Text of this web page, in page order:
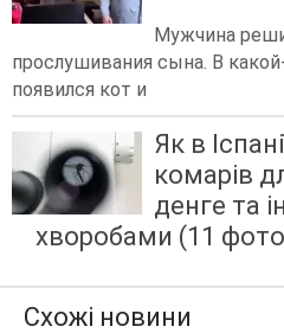
Мужчина
прослушивания сына. В
появился кот и
Як в
комарів
денге та
хворобами (11
Схожі новини